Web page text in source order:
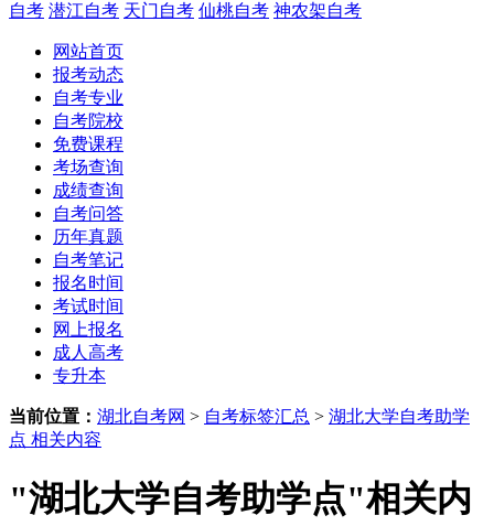
自考 潜江自考 天门自考 仙桃自考 神农架自考
网站首页
报考动态
自考专业
自考院校
免费课程
考场查询
成绩查询
自考问答
历年真题
自考笔记
报名时间
考试时间
网上报名
成人高考
专升本
当前位置： 湖北自考网 > 自考标签汇总 > 湖北大学自考助学
点 相关内容
"湖北大学自考助学点"相关内